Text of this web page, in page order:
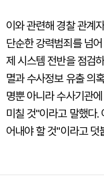
이와 관련해 경찰 관계
단순한 강력범죄를 넘
제 시스템 전반을 점검
멸과 수사정보 유출 의
명뿐 아니라 수사기관
미칠 것"이라고 말했다.
어내야 할 것"이라고 덧